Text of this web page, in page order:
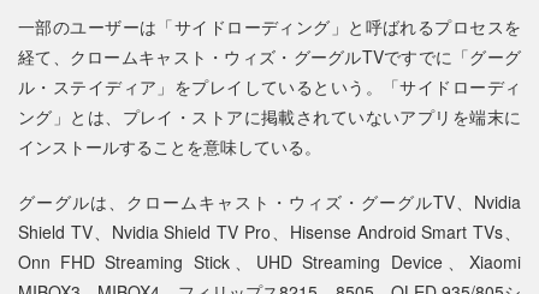
一部のユーザーは「サイドローディング」と呼ばれるプロセスを
経て、クロームキャスト・ウィズ・グーグルTVですでに「グーグ
ル・ステイディア」をプレイしているという。「サイドローディ
ング」とは、プレイ・ストアに掲載されていないアプリを端末に
インストールすることを意味している。
グーグルは、クロームキャスト・ウィズ・グーグルTV、Nvidia
Shield TV、Nvidia Shield TV Pro、Hisense Android Smart TVs、
Onn FHD Streaming Stick、UHD Streaming Device、Xiaomi